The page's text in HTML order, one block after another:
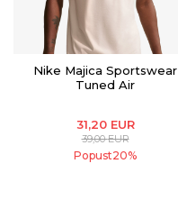
Nike Majica Sportswear
Tuned Air
31,20 EUR
39,00EUR
Popust20%